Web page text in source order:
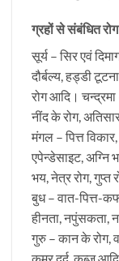
ग्रहों से संबंधित रोग
सूर्य – सिर एवं
दौर्बल्य, हड्डी
रोग आदि। चन्द्रमा
नींद के रोग,
मंगल – पित्त
एपेन्डेसाइट, अग्नि
भय, नेत्र रोग, गुप्त
बुध – वात-पित्त-कफ
हीनता, नपुंसकता,
गुरु – कान के रोग,
कमर दर्द, कब्ज